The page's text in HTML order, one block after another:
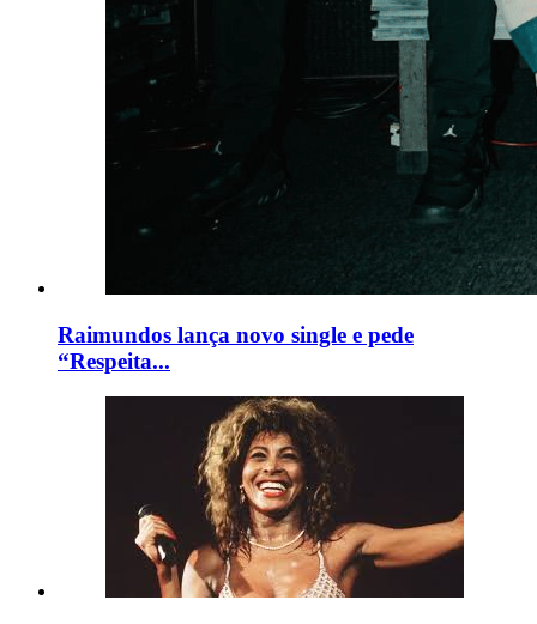
Raimundos lança novo single e pede
“Respeita...